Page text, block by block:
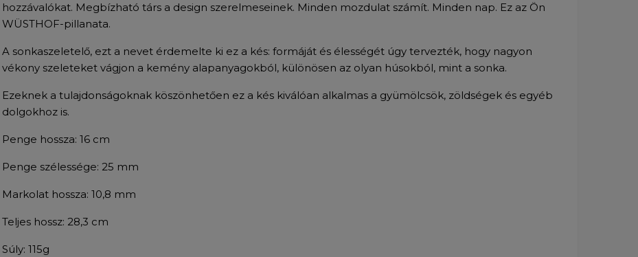
hozzávalókat. Megbízható társ a design szerelmeseinek. Minden mozdulat számít. Minden nap. Ez az Ön
WÜSTHOF-pillanata.
A sonkaszeletelő, ezt a nevet érdemelte ki ez a kés: formáját és élességét úgy tervezték, hogy nagyon
vékony szeleteket vágjon a kemény alapanyagokból, különösen az olyan húsokból, mint a sonka.
Ezeknek a tulajdonságoknak köszönhetően ez a kés kiválóan alkalmas a gyümölcsök, zöldségek és egyéb
dolgokhoz is.
Penge hossza: 16 cm
Penge szélessége: 25 mm
Markolat hossza: 10,8 mm
Teljes hossz: 28,3 cm
Súly: 115g